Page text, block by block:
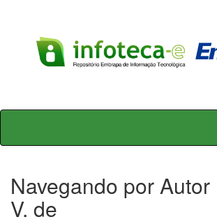
Skip
Navegando por Autor
V. de